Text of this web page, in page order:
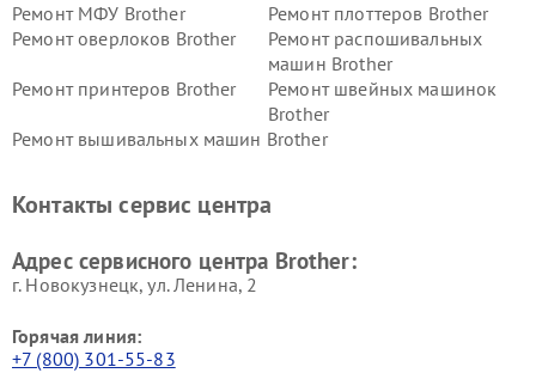
Ремонт МФУ Brother
Ремонт плоттеров Brother
Ремонт оверлоков Brother
Ремонт распошивальных
машин Brother
Ремонт принтеров Brother
Ремонт швейных машинок
Brother
Ремонт вышивальных машин Brother
Контакты сервис центра
Адрес сервисного центра Brother:
г. Новокузнецк, ул. Ленина, 2
Горячая линия:
+7 (800) 301-55-83